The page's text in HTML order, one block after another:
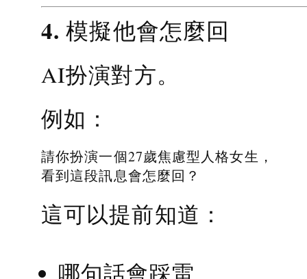
4. 模擬他會怎麼回
AI扮演對方。
例如：
請你扮演一個27歲焦慮型人格女生，
看到這段訊息會怎麼回？
這可以提前知道：
哪句話會踩雷